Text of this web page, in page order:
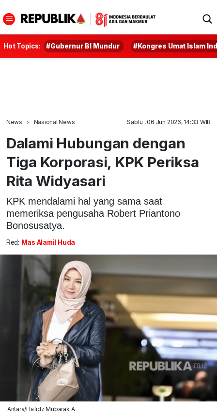
Hot Topics: #Gubernur BI Mundur #Kongres Umat Islam
News Nasional News Sabtu , 06 Jun 2026, 14:33 WIB
Dalami Hubungan dengan
Tiga Korporasi, KPK Periksa
Rita Widyasari
KPK mendalami hal yang sama saat
memeriksa pengusaha Robert Priantono
Bonosusatya.
Red: Mas Alamil Huda
Antara/Hafidz Mubarak A